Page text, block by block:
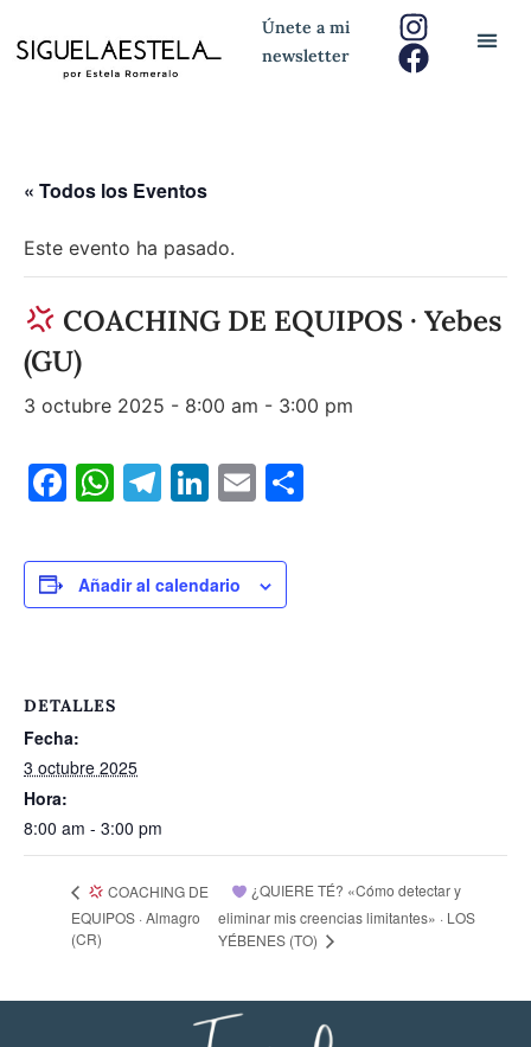
Únete a mi
newsletter
« Todos los Eventos
Este evento ha pasado.
COACHING DE EQUIPOS · Yebes
(GU)
3 octubre 2025 - 8:00 am - 3:00 pm
Facebook
WhatsApp
Telegram
LinkedIn
Email
Añadir al calendario
DETALLES
Fecha:
3 octubre 2025
Hora:
8:00 am - 3:00 pm
COACHING DE
EQUIPOS · Almagro
(CR)
¿QUIERE TÉ? «Cómo detectar y
eliminar mis creencias limitantes» · LOS
YÉBENES (TO)